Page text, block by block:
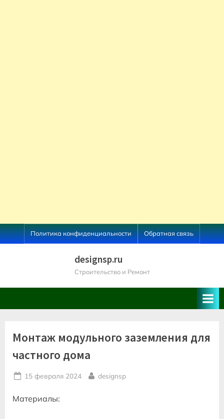
Skip
to
Политика конфиденциальности Обратная связь
designsp.ru
Строительство и Ремонт
Монтаж модульного заземления для
частного дома
Posted
15 февраля 2024 By
designsp
Материалы: